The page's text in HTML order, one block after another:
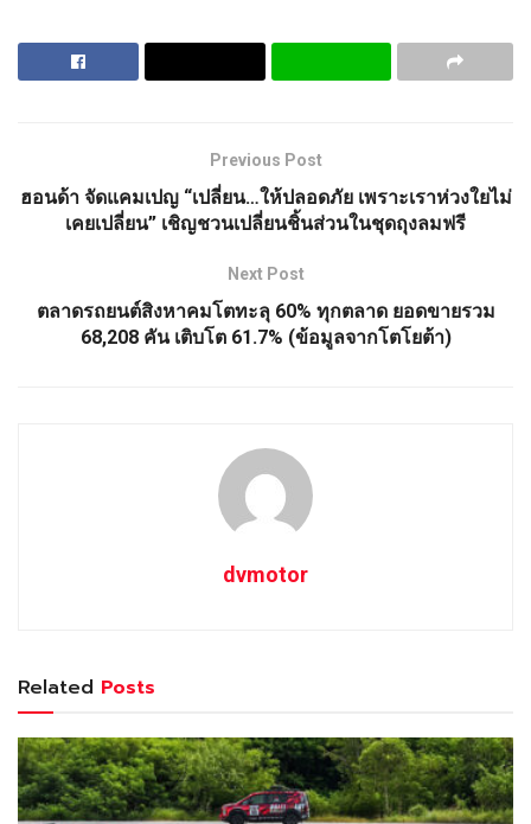
Previous Post
ฮอนด้า จัดแคมเปญ “เปลี่ยน…ให้ปลอดภัย เพราะเราห่วงใยไม่
เคยเปลี่ยน” เชิญชวนเปลี่ยนชิ้นส่วนในชุดถุงลมฟรี
Next Post
ตลาดรถยนต์สิงหาคมโตทะลุ 60% ทุกตลาด ยอดขายรวม
68,208 คัน เติบโต 61.7% (ข้อมูลจากโตโยต้า)
dvmotor
Related Posts